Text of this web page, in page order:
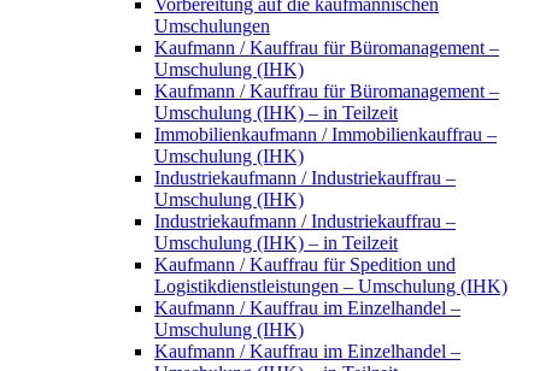
Vorbereitung auf die kaufmännischen
Umschulungen
Kaufmann / Kauffrau für Büromanagement –
Umschulung (IHK)
Kaufmann / Kauffrau für Büromanagement –
Umschulung (IHK) – in Teilzeit
Immobilienkaufmann / Immobilienkauffrau –
Umschulung (IHK)
Industriekaufmann / Industriekauffrau –
Umschulung (IHK)
Industriekaufmann / Industriekauffrau –
Umschulung (IHK) – in Teilzeit
Kaufmann / Kauffrau für Spedition und
Logistikdienstleistungen – Umschulung (IHK)
Kaufmann / Kauffrau im Einzelhandel –
Umschulung (IHK)
Kaufmann / Kauffrau im Einzelhandel –